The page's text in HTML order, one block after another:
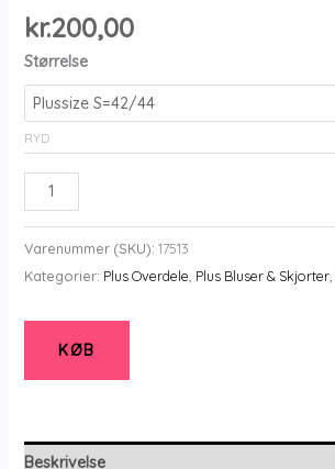
kr.200,00
Størrelse
RYD
Bluse
-
Ainsley
-
-
Zhenzi
-
Varenummer (SKU): 17513
Kategorier: Plus Overdele Plus Bluser & Skjorter,
KØB
Beskrivelse